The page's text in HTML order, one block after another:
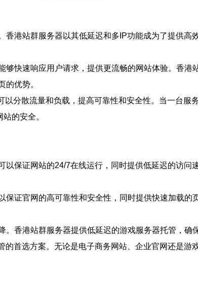
港站群服务器以其低延迟和多IP功能成为了提供
快速响应用户请求，提供更流畅的网站体验。香
的优势。
分散流量和负载，提高可靠性和安全性。当一台服
的安全。
保证网站的24/7在线运行，同时提供低延迟的访问
证官网的高可靠性和安全性，同时提供快速加载的
香港站群服务器提供低延迟的游戏服务器托管，确
首选方案。无论是电子商务网站、企业官网还是